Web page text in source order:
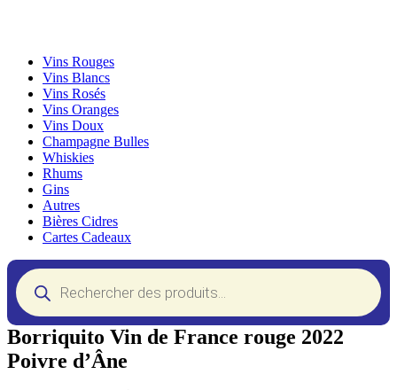
Vins Rouges
Vins Blancs
Vins Rosés
Vins Oranges
Vins Doux
Champagne Bulles
Whiskies
Rhums
Gins
Autres
Bières Cidres
Cartes Cadeaux
Recherche
de
produits
Borriquito Vin de France rouge 2022
Poivre d’Âne